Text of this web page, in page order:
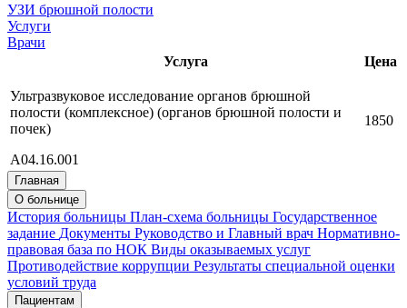
УЗИ брюшной полости
Услуги
Врачи
Услуга
Цена
Ультразвуковое исследование органов брюшной
полости (комплексное) (органов брюшной полости и
почек)
А04.16.001
1850
Главная
О больнице
История больницы План-схема больницы Государственное
задание Документы Руководство и Главный врач Нормативно-
правовая база по НОК Виды оказываемых услуг
Противодействие коррупции Результаты специальной оценки
условий труда
Пациентам